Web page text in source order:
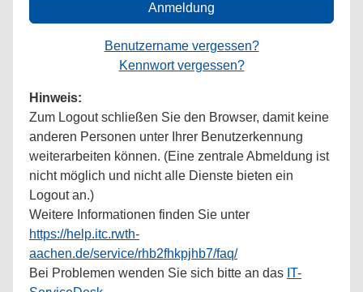
Anmeldung
Benutzername vergessen?
Kennwort vergessen?
Hinweis:
Zum Logout schließen Sie den Browser, damit keine
anderen Personen unter Ihrer Benutzerkennung
weiterarbeiten können. (Eine zentrale Abmeldung ist
nicht möglich und nicht alle Dienste bieten ein
Logout an.)
Weitere Informationen finden Sie unter
https://help.itc.rwth-
aachen.de/service/rhb2fhkpjhb7/faq/
Bei Problemen wenden Sie sich bitte an das IT-